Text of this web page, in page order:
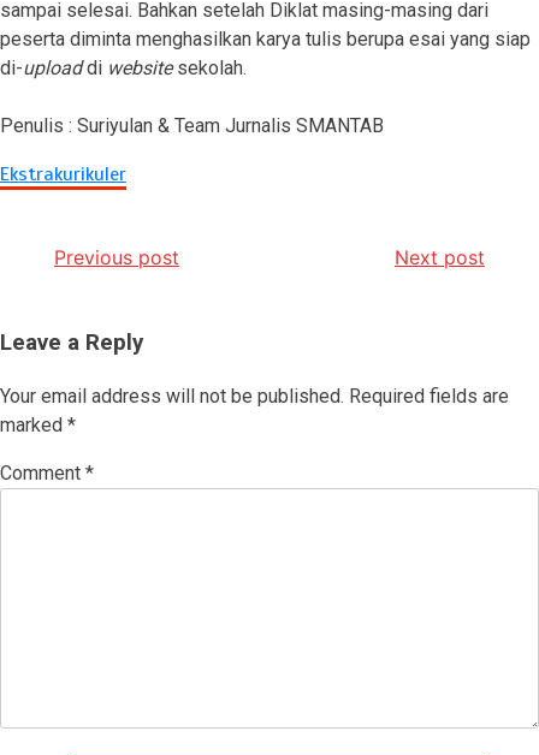
sampai selesai. Bahkan setelah Diklat masing-masing dari
peserta diminta menghasilkan karya tulis berupa esai yang siap
di-uploaddi websitesekolah.
Penulis : Suriyulan & Team Jurnalis SMANTAB
Ekstrakurikuler
Post
Previous post Next post
Leave a Reply
Your email address will not be published. Required fields are
marked *
Comment *